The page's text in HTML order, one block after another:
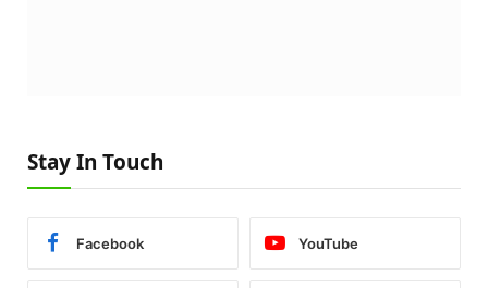
Stay In Touch
Facebook YouTube